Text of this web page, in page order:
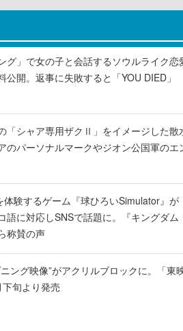
グ」で女の子と会話するソウルライク恋
公開。返事に失敗すると「YOU DIED」
「シャア専用ザクⅡ」をイメージした
のパーソナルマークやジオン公国軍の
体験するゲーム『球ひろいSimulator』
語に対応しSNSで話題に。『キングダ
称賛の声
ニング映像”がアクリルブロックに。「東
旬より発売